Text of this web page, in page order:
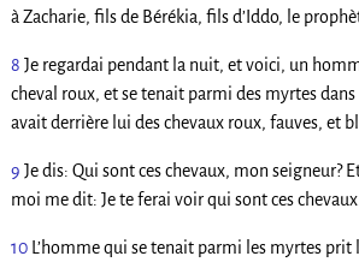
à Zacharie, fils de Bérékia, fils d’Iddo, le
8 Je regardai pendant la nuit, et voici, un
cheval roux, et se tenait parmi des myrtes
avait derrière lui des chevaux roux, fauves, et
9 Je dis: Qui sont ces chevaux, mon seigneur?
moi me dit: Je te ferai voir qui sont ces
10L’homme qui se tenait parmi les myrtes prit